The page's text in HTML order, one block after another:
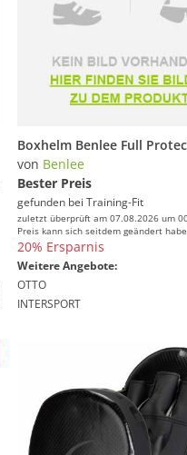
Boxhelm Benlee Full
von Benlee
Bester Preis
gefunden bei Training-Fit
zuletzt überprüft am 07.08.2026 um
Preis kann sich seitdem geändert
20% Ersparnis
Weitere Angebote:
OTTO
INTERSPORT